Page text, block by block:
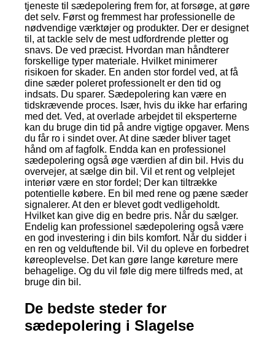
tjeneste til sædepolering frem for, at forsøge, at gøre
det selv. Først og fremmest har professionelle de
nødvendige værktøjer og produkter. Der er designet
til, at tackle selv de mest udfordrende pletter og
snavs. De ved præcist. Hvordan man håndterer
forskellige typer materiale. Hvilket minimerer
risikoen for skader. En anden stor fordel ved, at få
dine sæder poleret professionelt er den tid og
indsats. Du sparer. Sædepolering kan være en
tidskrævende proces. Især, hvis du ikke har erfaring
med det. Ved, at overlade arbejdet til eksperterne
kan du bruge din tid på andre vigtige opgaver. Mens
du får ro i sindet over. At dine sæder bliver taget
hånd om af fagfolk. Endda kan en professionel
sædepolering også øge værdien af din bil. Hvis du
overvejer, at sælge din bil. Vil et rent og velplejet
interiør være en stor fordel; Der kan tiltrække
potentielle købere. En bil med rene og pæne sæder
signalerer. At den er blevet godt vedligeholdt.
Hvilket kan give dig en bedre pris. Når du sælger.
Endelig kan professionel sædepolering også være
en god investering i din bils komfort. Når du sidder i
en ren og velduftende bil. Vil du opleve en forbedret
køreoplevelse. Det kan gøre lange køreture mere
behagelige. Og du vil føle dig mere tilfreds med, at
bruge din bil.
De bedste steder for
sædepolering i Slagelse